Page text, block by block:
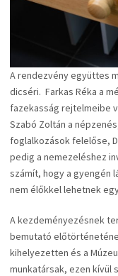
A rendezvény együttes
dicséri. Farkas Réka a
fazekasság rejtelmeibe
Szabó Zoltán a
foglalkozások felelőse,
pedig a nemezeléshez
számít, hogy a gyengén
nem élőkkel lehetnek
A kezdeményezésnek
bemutató
kihelyezetten és a
munkatársak, ezen kívül